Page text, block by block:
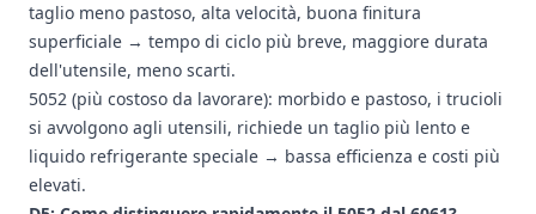
taglio meno pastoso, alta velocità, buona finitura
superficiale → tempo di ciclo più breve, maggiore durata
dell'utensile, meno scarti.
5052 (più costoso da lavorare): morbido e pastoso, i trucioli
si avvolgono agli utensili, richiede un taglio più lento e
liquido refrigerante speciale → bassa efficienza e costi più
elevati.